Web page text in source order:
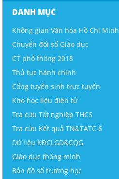
DANH MỤC
Không gian Văn hóa Hồ Chí Minh
Chuyển đổi số Giáo dục
CT phổ thông 2018
Thủ tục hành chính
Cổng tuyển sinh trực tuyến
Kho học liệu điện tử
Tra cứu Tốt nghiệp THCS
Tra cứu Kết quả TN&TATC 6
Dữ liệu KĐCLGD&CQG
Giáo dục thông minh
Bản đồ số trường học